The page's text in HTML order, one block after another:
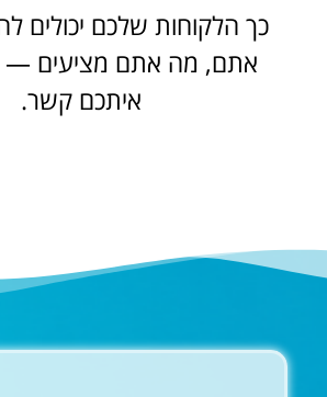
כך הלקוחות שלכם יכולים
אתם, מה אתם מציעים —
איתכם קשר.